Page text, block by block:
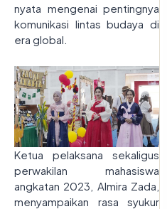
nyata mengenai pentingnya
komunikasi lintas budaya di
era global.
Ketua pelaksana sekaligus
perwakilan mahasiswa
angkatan 2023, Almira Zada,
menyampaikan rasa syukur